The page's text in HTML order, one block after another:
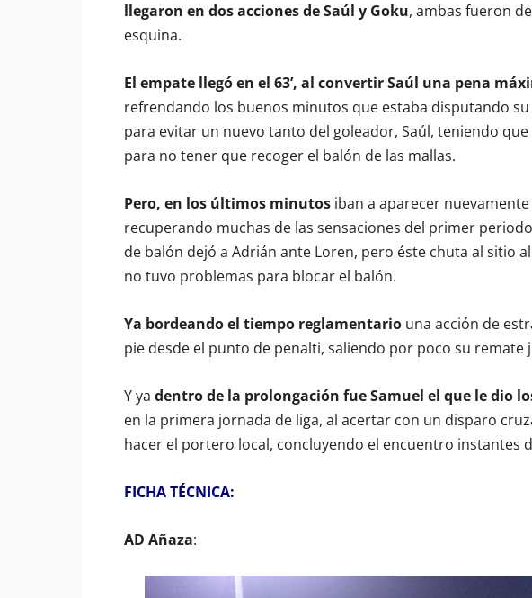
llegaron en dos acciones de Saúl y Goku, ambas fueron
esquina.
El empate llegó en el 63’, al convertir Saúl una pena
refrendando los buenos minutos que estaba disputando
para evitar un nuevo tanto del goleador, Saúl, teniendo
para no tener que recoger el balón de las mallas.
Pero, en los últimos minutos iban a aparecer
recuperando muchas de las sensaciones del primer
de balón dejó a Adrián ante Loren, pero éste chuta al sitio
no tuvo problemas para blocar el balón.
Ya bordeando el tiempo reglamentario una acción de
pie desde el punto de penalti, saliendo por poco su remate
Y ya dentro de la prolongación fue Samuel el que le dio
en la primera jornada de liga, al acertar con un disparo
hacer el portero local, concluyendo el encuentro instantes
FICHA TÉCNICA:
AD Añaza: